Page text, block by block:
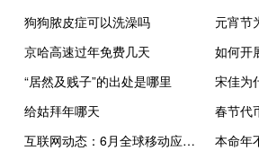
狗狗脓皮症可以洗澡吗
元宵节
京哈高速过年免费几天
如何开
“居然及贱子”的出处是哪里
宋佳为
给姑拜年哪天
春节代
互联网动态：6月全球移动应用发行商下载量排行榜：谷歌3.17亿次登顶
本命年